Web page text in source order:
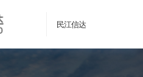
民江信达